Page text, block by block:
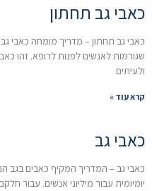
כאבי גב תחתון
כאבי גב תחתון – מדריך מומחה כאבי
שגורמות לאנשים לפנות לרופא. זהו
ולעיתים
קרא עוד »
כאבי גב
כאבי גב – המדריך המקיף כאבים
יומיומית עבור מיליוני אנשים. עבור